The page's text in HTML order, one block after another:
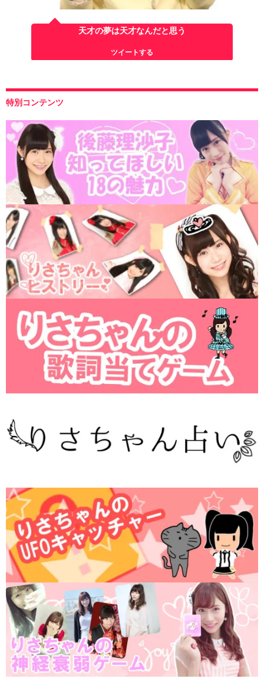
天才の夢は天才なんだと思う
ツイートする
特別コンテンツ